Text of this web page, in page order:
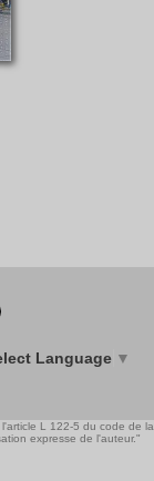
Language ▼
L 122-5 du code de la
expresse de l'auteur."